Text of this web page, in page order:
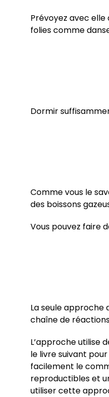
Prévoyez avec
folies comme
Dormir
Comme vous le
des boissons
Vous pouvez faire
La seule
chaîne de
L’approche utilise
le livre suivant
facilement le
reproductibles et
utiliser cette